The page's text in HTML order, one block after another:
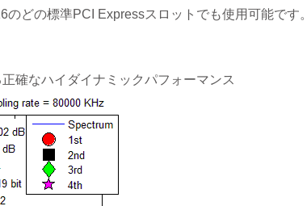
どの標準PCI Expressスロットでも使用可能です。
確なハイダイナミックパフォーマンス